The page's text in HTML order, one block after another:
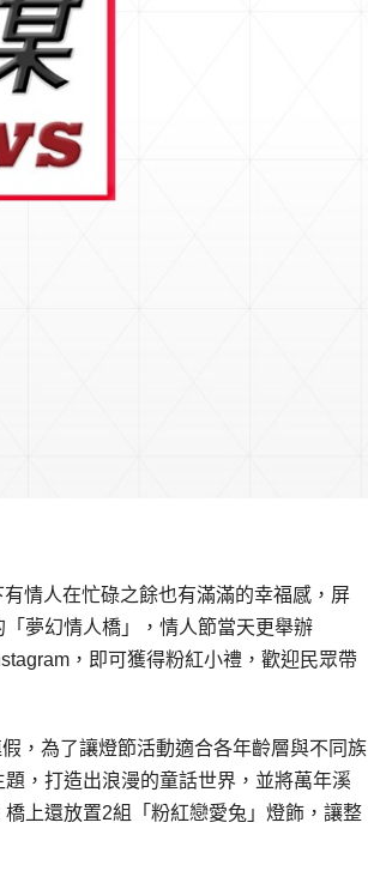
情人在忙碌之餘也有滿滿的幸福感，屏
夢幻情人橋」，情人節當天更舉辦
，即可獲得粉紅小禮，歡迎民眾帶
，為了讓燈節活動適合各年齡層與不同族
，打造出浪漫的童話世界，並將萬年溪
上還放置2組「粉紅戀愛兔」燈飾，讓整